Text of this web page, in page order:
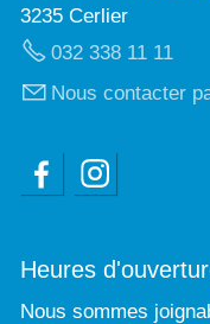
3235 Cerlier
032 338 11 11
Nous contacter
Heures
Nous sommes